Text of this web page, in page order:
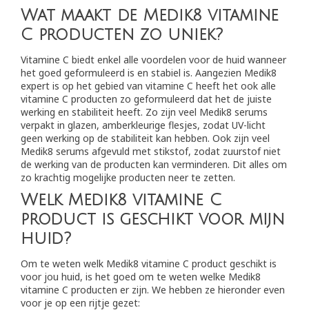
Wat maakt de Medik8 vitamine
C producten zo uniek?
Vitamine C biedt enkel alle voordelen voor de huid wanneer
het goed geformuleerd is en stabiel is. Aangezien Medik8
expert is op het gebied van vitamine C heeft het ook alle
vitamine C producten zo geformuleerd dat het de juiste
werking en stabiliteit heeft. Zo zijn veel Medik8 serums
verpakt in glazen, amberkleurige flesjes, zodat UV-licht
geen werking op de stabiliteit kan hebben. Ook zijn veel
Medik8 serums afgevuld met stikstof, zodat zuurstof niet
de werking van de producten kan verminderen. Dit alles om
zo krachtig mogelijke producten neer te zetten.
Welk Medik8 vitamine C
product is geschikt voor mijn
huid?
Om te weten welk Medik8 vitamine C product geschikt is
voor jou huid, is het goed om te weten welke Medik8
vitamine C producten er zijn. We hebben ze hieronder even
voor je op een rijtje gezet: